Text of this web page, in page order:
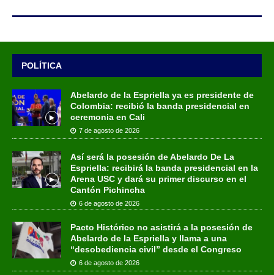
POLÍTICA
Abelardo de la Espriella ya es presidente de
Colombia: recibió la banda presidencial en
ceremonia en Cali
7 de agosto de 2026
Así será la posesión de Abelardo De La
Espriella: recibirá la banda presidencial en la
Arena USC y dará su primer discurso en el
Cantón Pichincha
6 de agosto de 2026
Pacto Histórico no asistirá a la posesión de
Abelardo de la Espriella y llama a una
“desobediencia civil” desde el Congreso
6 de agosto de 2026